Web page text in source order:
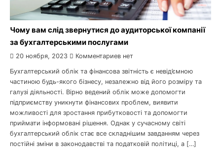
Чому вам слід звернутися до аудиторської компанії
за бухгалтерськими послугами
20 ноября, 2023 Комментариев нет
Бухгалтерський облік та фінансова звітність є невід’ємною
частиною будь-якого бізнесу, незалежно від його розміру та
галузі діяльності. Вірно ведений облік може допомогти
підприємству уникнути фінансових проблем, виявити
можливості для зростання прибутковості та допомогти
приймати інформовані рішення. Однак у сучасному світі
бухгалтерський облік стає все складнішим завданням через
постійні зміни в законодавстві та податковій політиці, а […]